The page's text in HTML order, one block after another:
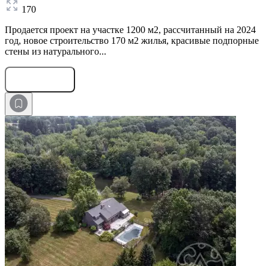
170
Продается проект на участке 1200 м2, рассчитанный на 2024
год, новое строительство 170 м2 жилья, красивые подпорные
стены из натурального...